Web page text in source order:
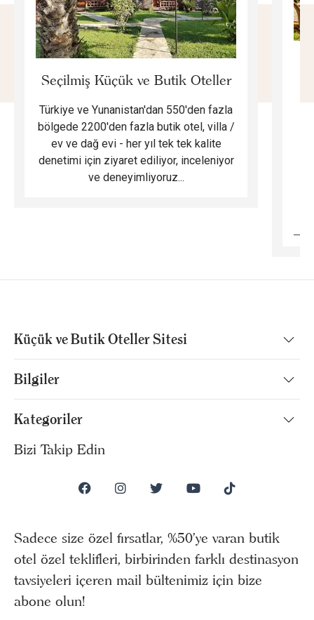
Seçilmiş Küçük ve Butik Oteller
Türkiye ve Yunanistan'dan 550'den fazla
bölgede 2200'den fazla butik otel, villa /
ev ve dağ evi - her yıl tek tek kalite
denetimi için ziyaret ediliyor, inceleniyor
ve deneyimliyoruz...
Küçük ve Butik Oteller Sitesi
Bilgiler
Kategoriler
Bizi Takip Edin
Sadece size özel fırsatlar, %50’ye varan butik
otel özel teklifleri, birbirinden farklı destinasyon
tavsiyeleri içeren mail bültenimiz için bize
abone olun!